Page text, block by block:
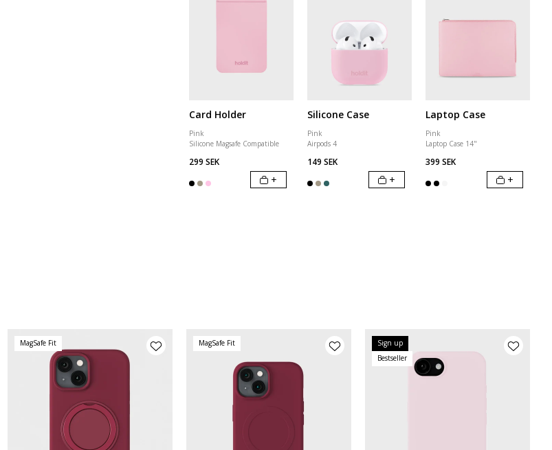
Card Holder
Pink
Silicone Magsafe Compatible
299 SEK
+
Silicone Case
Pink
Airpods 4
149 SEK
+
Laptop Case
Pink
Laptop Case 14"
399 SEK
+
MagSafe Fit MagSafe Fit
Sign up
Bestseller